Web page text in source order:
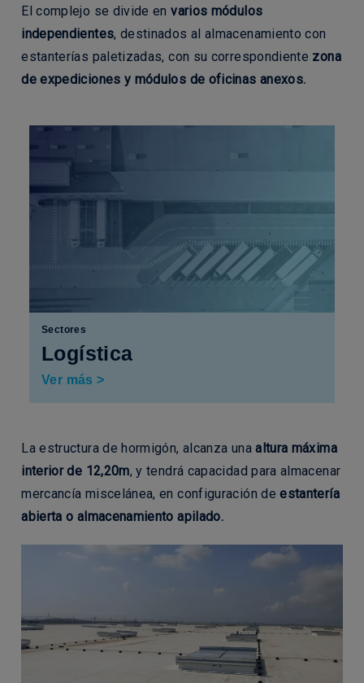
El complejo se divide envarios módulos
independientes, destinados al almacenamiento con
estanterías paletizadas, con su correspondiente zona
de expediciones y módulos de oficinas anexos.
Sectores
Logística
Ver más >
La estructura de hormigón, alcanza unaaltura máxima
interior de 12,20m, y tendrá capacidad para almacenar
mercancía miscelánea, en configuración deestantería
abierta o almacenamiento apilado.